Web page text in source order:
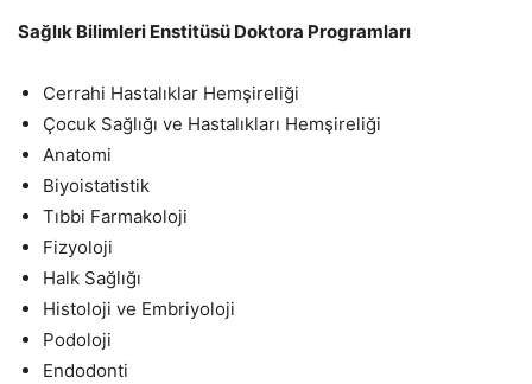
Sağlık Bilimleri Enstitüsü Doktora Programları
Cerrahi Hastalıklar Hemşireliği
Çocuk Sağlığı ve Hastalıkları Hemşireliği
Anatomi
Biyoistatistik
Tıbbi Farmakoloji
Fizyoloji
Halk Sağlığı
Histoloji ve Embriyoloji
Podoloji
Endodonti